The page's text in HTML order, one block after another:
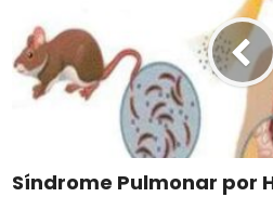
Síndrome Pulmonar por